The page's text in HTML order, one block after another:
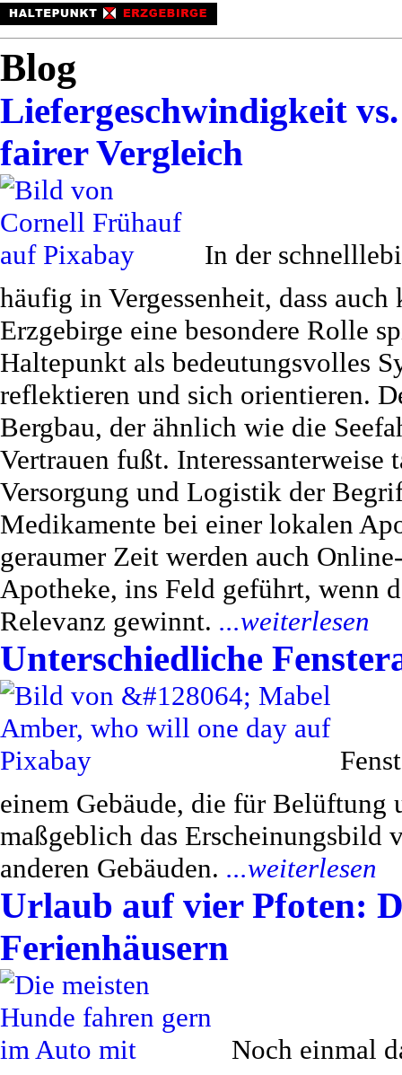
Blog
Liefergeschwindigkeit
fairer Vergleich
In der
häufig in Vergessenheit, dass
Erzgebirge eine besondere Rolle
Haltepunkt als bedeutungsvolles
reflektieren und sich orientieren.
Bergbau, der ähnlich wie die
Vertrauen fußt.
Versorgung und Logistik der
Medikamente bei einer lokalen
geraumer Zeit werden auch
Apotheke, ins Feld geführt, wenn
Relevanz gewinnt. ...weiterlesen
Unterschiedliche
einem Gebäude, die für Belüftung
maßgeblich das Erscheinungsbild
anderen Gebäuden. ...weiterlesen
Urlaub auf vier Pfoten:
Ferienhäusern
Noch einmal